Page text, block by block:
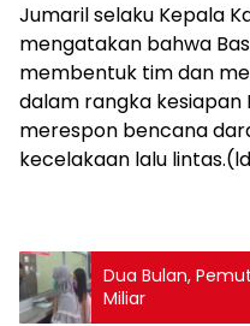
Jumaril selaku Kepala
mengatakan bahwa
membentuk tim dan
dalam rangka kesiapan
merespon bencana
kecelakaan lalu
Dua Bulan, Pemutihan Pajak Capai Rp 55
Miliar